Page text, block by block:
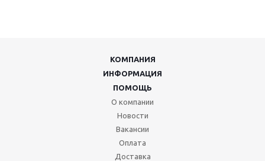
КОМПАНИЯ
ИНФОРМАЦИЯ
ПОМОЩЬ
О компании
Новости
Вакансии
Оплата
Доставка